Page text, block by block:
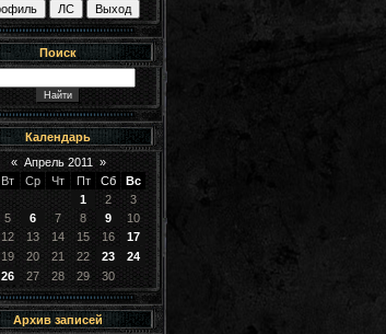
Поиск
Календарь
« Апрель 2011
»
Вт Ср Чт Пт Сб
Вс
1
2
3
5 6 7 8 9
10
12 13 14 15 16
17
19 20 21 22 23
24
26 27 28 29 30
Архив записей